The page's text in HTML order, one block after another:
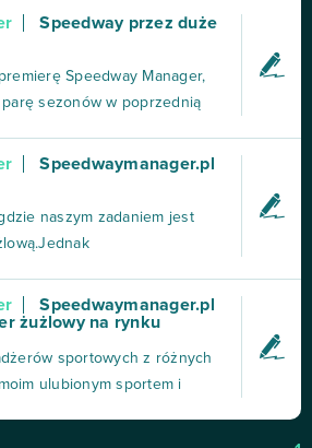
Speedway przez duże
Speedway Manager,
parę sezonów w poprzednią
i oferowała super emocje.
odnalazłem, gdyż szata
łudząco podobny do
Speedwaymanager.pl
naszym zadaniem jest
Rzeczą, która wyróżnia
jest
sezon - kiedy gracz nie
czas jego druż...
Speedwaymanager.pl
żużlowy na rynku
sportowych z różnych
ulubionym sportem i